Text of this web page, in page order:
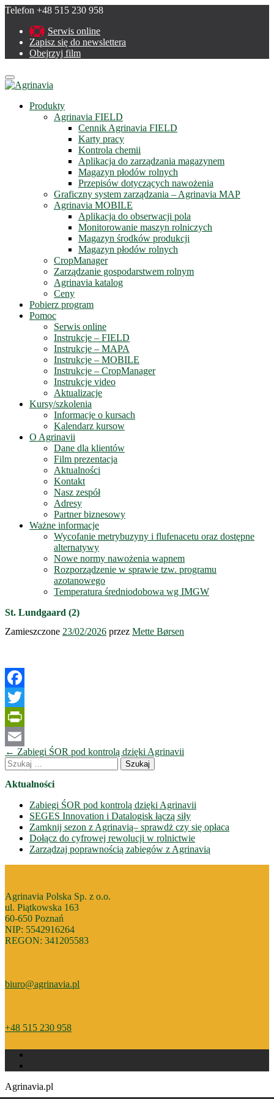
Telefon +48 515 230 958
Serwis online
Zapisz się do newslettera
Obejrzyj film
Menu
Produkty
Agrinavia FIELD
Cennik Agrinavia FIELD
Karty pracy
Kontrola chemii
Aplikacja do zarządzania magazynem
Magazyn płodów rolnych
Przepisów dotyczących nawożenia
Graficzny system zarządzania – Agrinavia MAP
Agrinavia MOBILE
Aplikacja do obserwacji pola
Monitorowanie maszyn rolniczych
Magazyn środków produkcji
Magazyn płodów rolnych
CropManager
Zarządzanie gospodarstwem rolnym
Agrinavia katalog
Ceny
Pobierz program
Pomoc
Serwis online
Instrukcje – FIELD
Instrukcje – MAPA
Instrukcje – MOBILE
Instrukcje – CropManager
Instrukcje video
Aktualizacje
Kursy/szkolenia
Informacje o kursach
Kalendarz kursow
O Agrinavii
Dane dla klientów
Film prezentacja
Aktualności
Kontakt
Nasz zespół
Adresy
Partner biznesowy
Ważne informacje
Wycofanie metrybuzyny i flufenacetu oraz dostępne
alternatywy
Nowe normy nawożenia wapnem
Rozporządzenie w sprawie tzw. programu
azotanowego
Temperatura średniodobowa wg IMGW
St. Lundgaard (2)
Zamieszczone 23/02/2026 przez Mette Børsen
Facebook
Twitter
PrintFriendly
Email
Nawigacja
wpisów
← Zabiegi ŚOR pod kontrolą dzięki Agrinavii
Szukaj:
Aktualności
Zabiegi ŚOR pod kontrolą dzięki Agrinavii
SEGES Innovation i Datalogisk łączą siły
Zamknij sezon z Agrinavią– sprawdż czy się opłaca
Dołącz do cyfrowej rewolucji w rolnictwie
Zarządzaj poprawnością zabiegów z Agrinavią
Agrinavia Polska Sp. z o.o.
ul. Piątkowska 163
60-650 Poznań
NIP: 5542916264
REGON: 341205583
biuro@agrinavia.pl
+48 515 230 958
Agrinavia.pl